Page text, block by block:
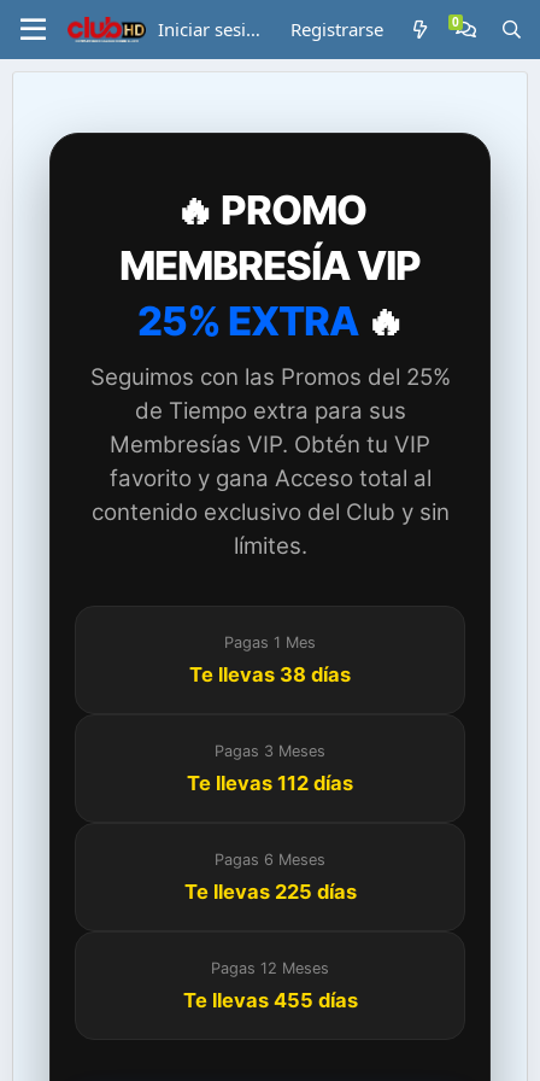
Iniciar sesión Registrarse
🔥 PROMO
MEMBRESÍA VIP
25% EXTRA🔥
Seguimos con las Promos del 25%
de Tiempo extra para sus
Membresías VIP. Obtén tu VIP
favorito y gana Acceso total al
contenido exclusivo del Club y sin
límites.
Pagas 1 Mes
Te llevas 38 días
Pagas 3 Meses
Te llevas 112 días
Pagas 6 Meses
Te llevas 225 días
Pagas 12 Meses
Te llevas 455 días